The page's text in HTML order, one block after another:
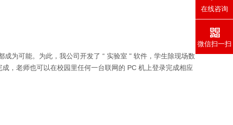
可能。为此，我公司开发了 “ 实验室 " 软件，学生除现场数
，老师也可以在校园里任何一台联网的 PC 机上登录完成相应
在线咨询
微信扫一扫